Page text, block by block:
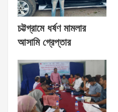
চট্টগ্রামে ধর্ষণ মামলার
আসামি গ্রেপ্তার